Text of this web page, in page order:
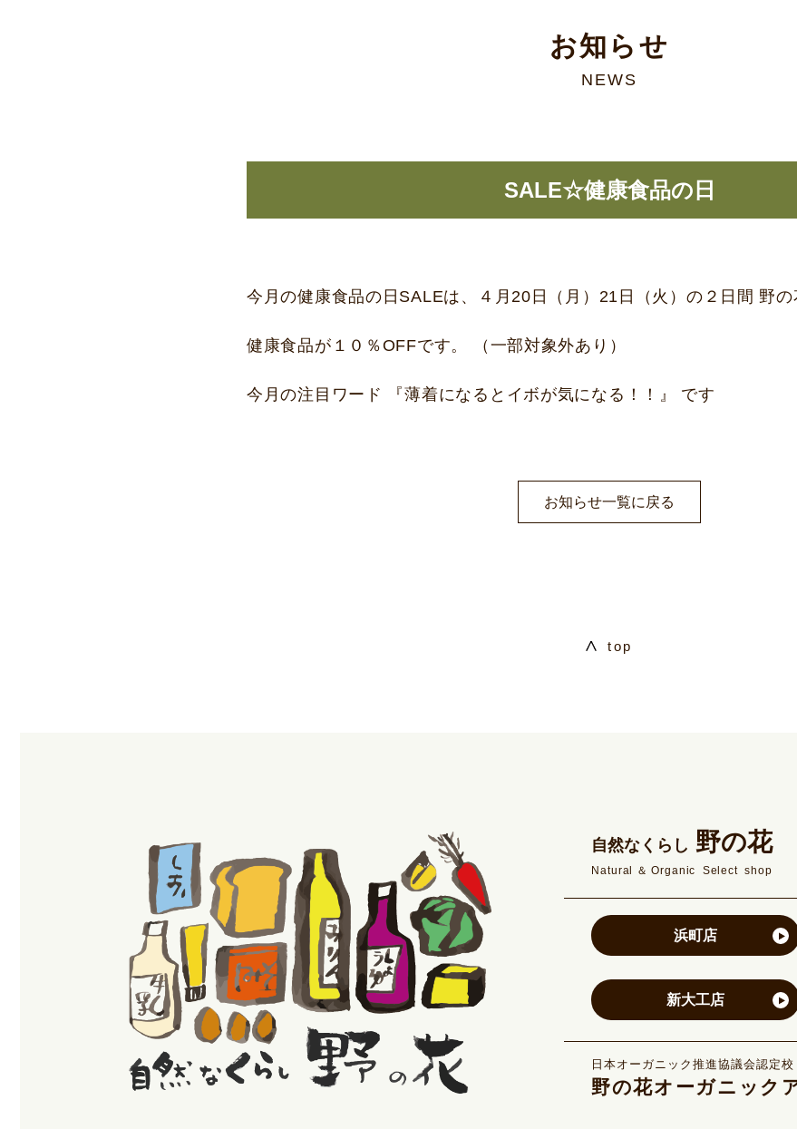
お知らせ
NEWS
SALE☆健康食品の日
今月の健康食品の日SALEは、４月20日（月）21日（火）の２日間 野の
健康食品が１０％OFFです。 （一部対象外あり）
今月の注目ワード 『薄着になるとイボが気になる！！』 です
お知らせ一覧に戻る
top
自然なくらし 野の花
Natural＆Organic Select shop
浜町店
新大工店
日本オーガニック推進協議会認定校
野の花オーガニック